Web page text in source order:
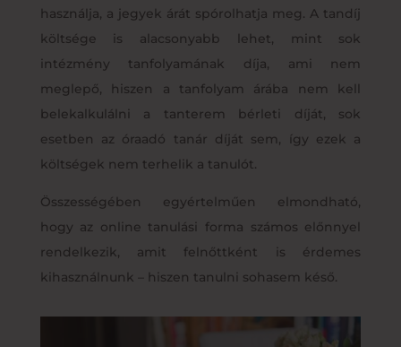
használja, a jegyek árát spórolhatja meg. A tandíj
költsége is alacsonyabb lehet, mint sok
intézmény tanfolyamának díja, ami nem
meglepő, hiszen a tanfolyam árába nem kell
belekalkulálni a tanterem bérleti díját, sok
esetben az óraadó tanár díját sem, így ezek a
költségek nem terhelik a tanulót.
Összességében egyértelműen elmondható,
hogy az online tanulási forma számos előnnyel
rendelkezik, amit felnőttként is érdemes
kihasználnunk – hiszen tanulni sohasem késő.